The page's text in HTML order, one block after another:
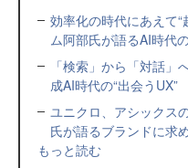
効率化の時代にあえて
ム阿部氏が語るAI時代
「検索」から「対話
成AI時代の“出会うUX”
ユニクロ、アシックス
氏が語るブランドに求
もっと読む